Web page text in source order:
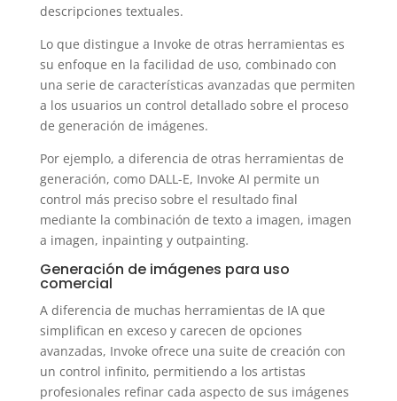
descripciones textuales.
Lo que distingue a Invoke de otras herramientas es
su enfoque en la facilidad de uso, combinado con
una serie de características avanzadas que permiten
a los usuarios un control detallado sobre el proceso
de generación de imágenes.
Por ejemplo, a diferencia de otras herramientas de
generación, como DALL-E, Invoke AI permite un
control más preciso sobre el resultado final
mediante la combinación de texto a imagen, imagen
a imagen, inpainting y outpainting.
Generación de imágenes para uso
comercial
A diferencia de muchas herramientas de IA que
simplifican en exceso y carecen de opciones
avanzadas, Invoke ofrece una suite de creación con
un control infinito, permitiendo a los artistas
profesionales refinar cada aspecto de sus imágenes